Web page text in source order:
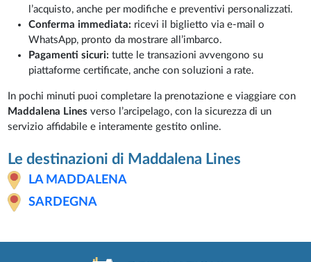
l’acquisto, anche per modifiche e preventivi personalizzati.
Conferma immediata: ricevi il biglietto via e-mail o
WhatsApp, pronto da mostrare all’imbarco.
Pagamenti sicuri: tutte le transazioni avvengono su
piattaforme certificate, anche con soluzioni a rate.
In pochi minuti puoi completare la prenotazione e viaggiare con
Maddalena Lines verso l’arcipelago, con la sicurezza di un
servizio affidabile e interamente gestito online.
Le destinazioni di Maddalena Lines
LA MADDALENA
SARDEGNA